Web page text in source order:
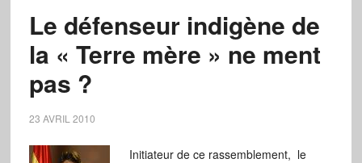
Le défenseur indigène de
la « Terre mère » ne ment
pas ?
23 AVRIL 2010
Initiateur de ce rassemblement, le